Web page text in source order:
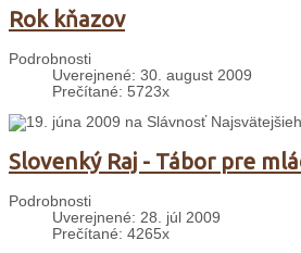
Rok kňazov
Podrobnosti
Uverejnené: 30. august 2009
Prečítané: 5723x
19. júna 2009 na Slávnosť
Slovenký Raj - Tábor pre
Podrobnosti
Uverejnené: 28. júl 2009
Prečítané: 4265x